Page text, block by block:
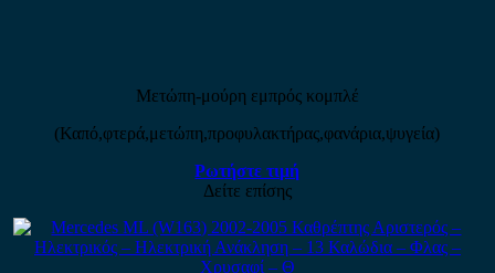
Μετώπη-μούρη εμπρός κομπλέ
(Καπό,φτερά,μετώπη,προφυλακτήρας,φανάρια,ψυγεία)
Ρωτήστε τιμή
Δείτε επίσης